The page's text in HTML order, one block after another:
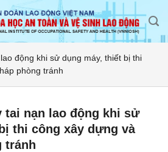
động khi sử dụng máy, thiết bị thi
phòng tránh
tai nạn lao động khi sử
thi công xây dựng và
tránh